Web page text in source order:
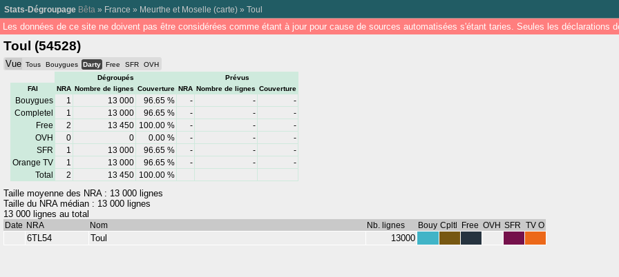
Stats-Dégroupage Bêta » France » Meurthe et Moselle (carte) » Toul
Les données de ce site ne doivent pas être considérées comme étant à jour pour cause de sources automatisées s'étant taries. Seules les déclarations
Toul (54528)
Vue Tous Bouygues Darty Free SFR
OVH
Dégroupés
Prévus
FAI
NRA Nombre de lignes Couverture NRA Nombre de lignes Couverture
Bouygues 1 13 000 96.65 % - -
-
Completel
1 13 000 96.65 % - -
-
Free
2 13 450 100.00 % - -
-
OVH
0 0 0.00 % - -
-
SFR
1 13 000 96.65 % - -
-
Orange TV
1 13 000 96.65 % - -
-
Total
2 13 450 100.00 %
Taille moyenne des NRA : 13 000 lignes
Taille du NRA médian : 13 000 lignes
13 000 lignes au total
Date NRA Nom Nb. lignes Bouy Cpltl Free OVH SFR TV O
6TL54 Toul 13000